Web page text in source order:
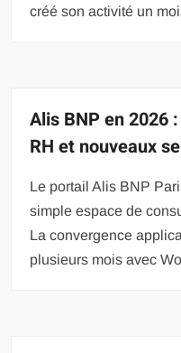
créé son activité un
Alis BNP en 2026
RH et nouveaux
Le portail Alis BNP
simple espace de
La convergence
plusieurs mois avec